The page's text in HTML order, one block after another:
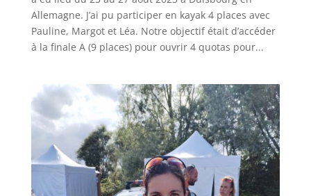
Allemagne. J’ai pu participer en kayak 4 places avec
Pauline, Margot et Léa. Notre objectif était d’accéder
à la finale A (9 places) pour ouvrir 4 quotas pour...